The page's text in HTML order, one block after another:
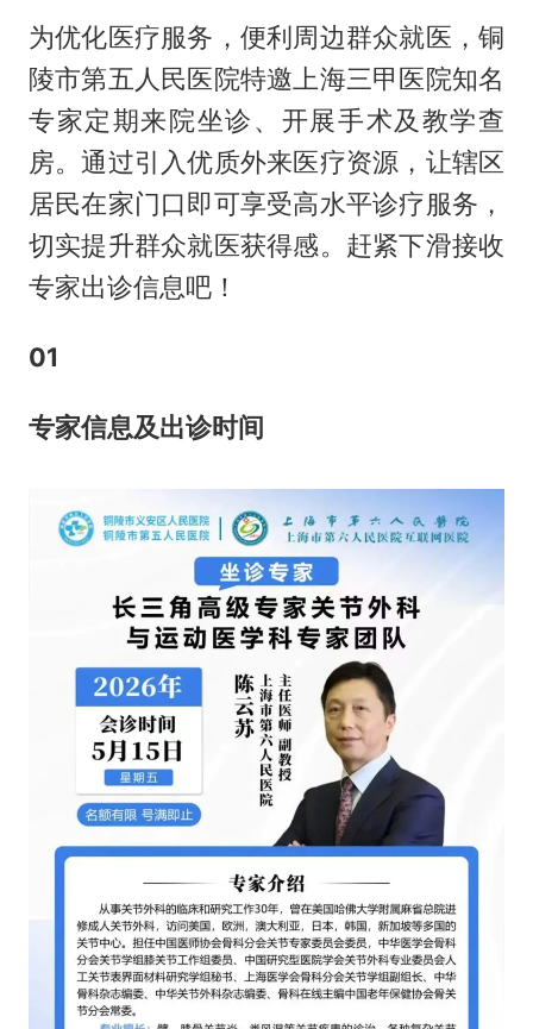
为优化医疗服务，便利周边群众就医，铜
陵市第五人民医院特邀上海三甲医院知名
专家定期来院坐诊、开展手术及教学查
房。通过引入优质外来医疗资源，让辖区
居民在家门口即可享受高水平诊疗服务，
切实提升群众就医获得感。赶紧下滑接收
专家出诊信息吧！
01
专家信息及出诊时间